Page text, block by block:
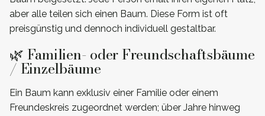
aber alle teilen sich einen Baum. Diese Form ist oft
preisgünstig und dennoch individuell gestaltbar.
🌿 Familien- oder Freundschaftsbäume
/ Einzelbäume
Ein Baum kann exklusiv einer Familie oder einem
Freundeskreis zugeordnet werden; über Jahre hinweg